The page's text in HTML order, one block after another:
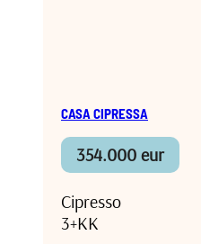
CASA CIPRESSA
354.000 eur
Cipresso
3+KK